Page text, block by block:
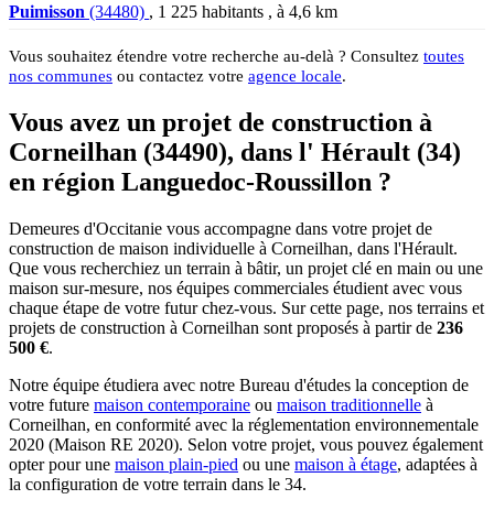
Puimisson (34480) , 1 225 habitants , à 4,6 km
Vous souhaitez étendre votre recherche au-delà ? Consultez toutes
nos communes ou contactez votre agence locale.
Vous avez un projet de construction à
Corneilhan (34490), dans l' Hérault (34)
en région Languedoc-Roussillon ?
Demeures d'Occitanie vous accompagne dans votre projet de
construction de maison individuelle à Corneilhan, dans l'Hérault.
Que vous recherchiez un terrain à bâtir, un projet clé en main ou une
maison sur-mesure, nos équipes commerciales étudient avec vous
chaque étape de votre futur chez-vous. Sur cette page, nos terrains et
projets de construction à Corneilhan sont proposés à partir de 236
500 €.
Notre équipe étudiera avec notre Bureau d'études la conception de
votre future maison contemporaine ou maison traditionnelle à
Corneilhan, en conformité avec la réglementation environnementale
2020 (Maison RE 2020). Selon votre projet, vous pouvez également
opter pour une maison plain-pied ou une maison à étage, adaptées à
la configuration de votre terrain dans le 34.